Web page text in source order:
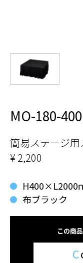
MO-180-
簡易ステージ用
¥ 2,200
H400×L2000
布ブラック
この商
C